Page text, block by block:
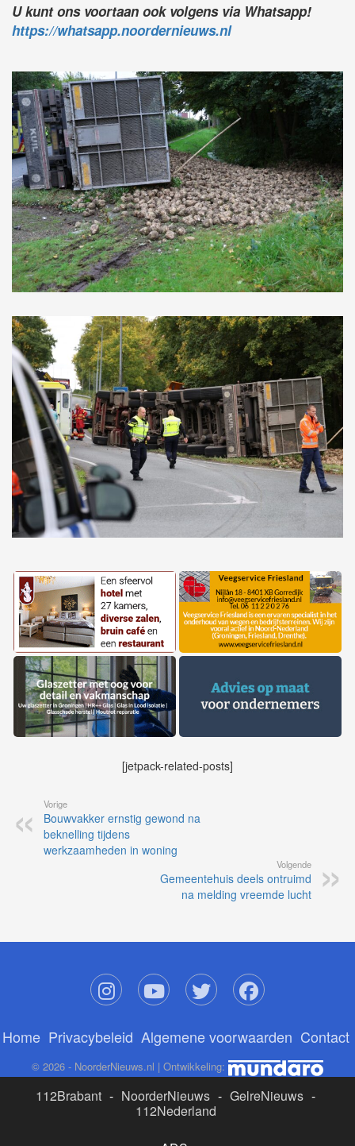
U kunt ons voortaan ook volgens via Whatsapp!
https://whatsapp.noordernieuws.nl
[jetpack-related-posts]
Vorige
Bouwvakker ernstig gewond na
beknelling tijdens
werkzaamheden in woning
Volgende
Gemeentehuis deels ontruimd
na melding vreemde lucht
Home Privacybeleid Algemene voorwaarden Contact
© 2026 - NoorderNieuws.nl | Ontwikkeling:
112Brabant - NoorderNieuws - GelreNieuws -
112Nederland